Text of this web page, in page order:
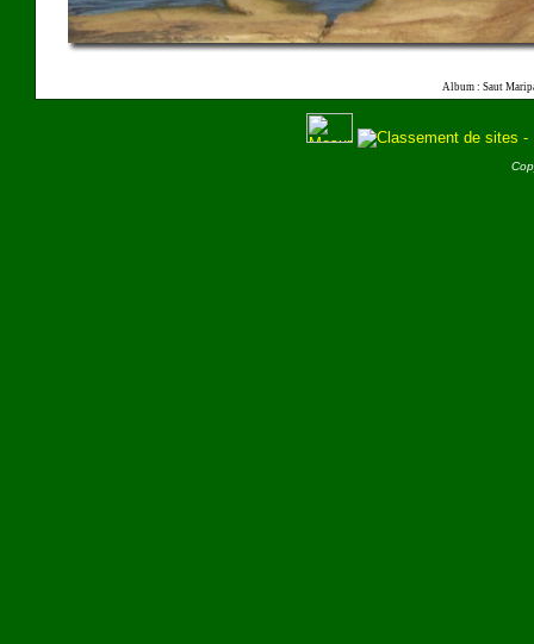
Album : Saut